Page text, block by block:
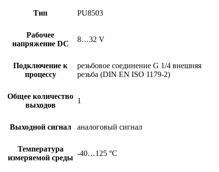
Тип PU8503
Рабочее
напряжение DC
8…32 V
Подключение к
процессу
резьбовое соединение G 1/4 внешняя
резьба (DIN EN ISO 1179-2)
Общее количество
выходов
1
Выходной сигнал аналоговый сигнал
Температура
измеряемой среды
-40…125 °C